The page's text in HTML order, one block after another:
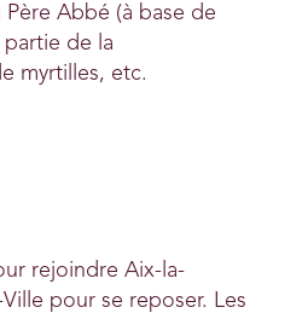
Abbé (à base de
partie de la
myrtilles, etc.
rejoindre Aix-la-
pour se reposer. Les